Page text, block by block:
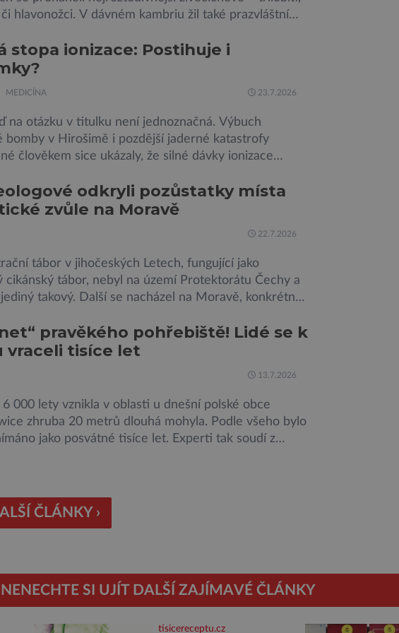
hlavonožci. V dávném kambriu žil také prazvláštní
Pavouci, štíři či klíšťata jsou členovci patřící do
Vyznačují se takzvanými chelicerami, které
stopa ionizace: Postihuje i
MEDICÍNA 23.7.2026
na otázku v titulku není jednoznačná. Výbuch
bomby v Hirošimě i pozdější jaderné katastrofy
člověkem sice ukázaly, že silné dávky ionizace
zcela jasné, nakolik se mutace vzniklé ozářením
na potomstvo. Před pěti lety, těsně před 35. výročím
Černobylské jaderné elektrárny, […]
odkryli pozůstatky místa
zvůle na Moravě
22.7.2026
tábor v jihočeských Letech, fungující jako
cikánský tábor, nebyl na území Protektorátu Čechy a
takový. Další se nacházel na Moravě, konkrétně
archeology. Někteří z asi 1400 Romů a Sintů, kteří
internováni, v něm vydechli naposledy. Jiné čekal
do […]
pravěkého pohřebiště! Lidé se k
vraceli tisíce let
13.7.2026
6 000 lety vznikla v oblasti u dnešní polské obce
zhruba 20 metrů dlouhá mohyla. Podle všeho bylo
jako posvátné tisíce let. Experti tak soudí z
dost mladších kruhových mohyl, které se nacházejí v
ČLÁNKY ›
NENECHTE SI UJÍT DALŠÍ ZAJÍMAVÉ ČLÁNKY
tisicereceptu.cz